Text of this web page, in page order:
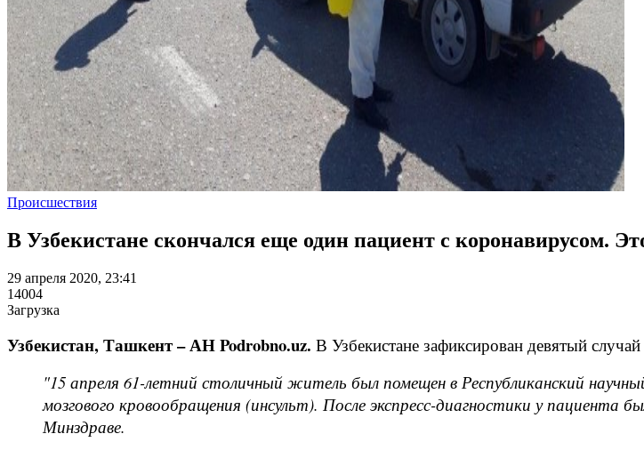
Происшествия
В Узбекистане скончался еще один пациент с коронавирусом.
29 апреля 2020, 23:41
14004
Загрузка
Узбекистан, Ташкент – АН Podrobno.uz. В Узбекистане зафиксирован девятый
"15 апреля 61-летний столичный житель был помещен в Республиканский
мозгового кровообращения (инсульт). После экспресс-диагностики у пациента
Минздраве.